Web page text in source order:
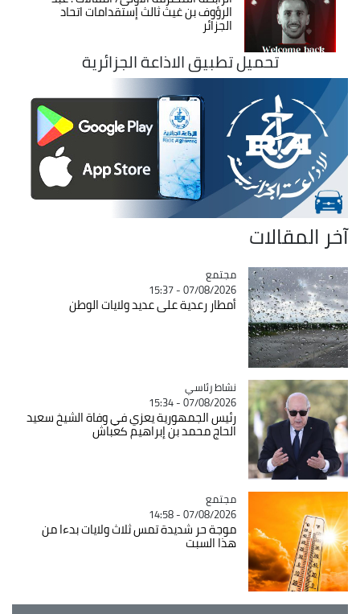
الرؤوف بن غيث ثالث إستقدامات اتحاد
الجزائر
تحميل تطبيق الاذاعة الجزائرية
آخر المقالات
Catégorie
مجتمع
07/08/2026 - 15:37
أمطار رعدية على عديد ولايات الوطن
Catégorie
نشاط رئاسي
07/08/2026 - 15:34
رئيس الجمهورية يعزي في وفاة الشيخ سعيد
الحاج محمد بن إبراهيم كعباش
Catégorie
مجتمع
07/08/2026 - 14:58
موجة حر شديدة تمس ثلاث ولايات بدءا من
هذا السبت